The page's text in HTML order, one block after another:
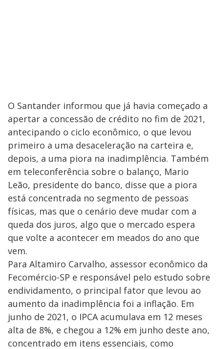
O Santander informou que já havia começado a
apertar a concessão de crédito no fim de 2021,
antecipando o ciclo econômico, o que levou
primeiro a uma desaceleração na carteira e,
depois, a uma piora na inadimplência. Também
em teleconferência sobre o balanço, Mario
Leão, presidente do banco, disse que a piora
está concentrada no segmento de pessoas
físicas, mas que o cenário deve mudar com a
queda dos juros, algo que o mercado espera
que volte a acontecer em meados do ano que
vem.
Para Altamiro Carvalho, assessor econômico da
Fecomércio-SP e responsável pelo estudo sobre
endividamento, o principal fator que levou ao
aumento da inadimplência foi a inflação. Em
junho de 2021, o IPCA acumulava em 12 meses
alta de 8%, e chegou a 12% em junho deste ano,
concentrado em itens essenciais, como